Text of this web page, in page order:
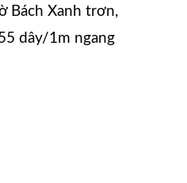
Bách Xanh trơn,
dây/1m ngang